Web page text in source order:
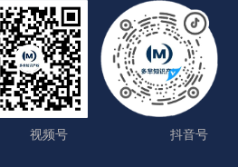
视频号 抖音号